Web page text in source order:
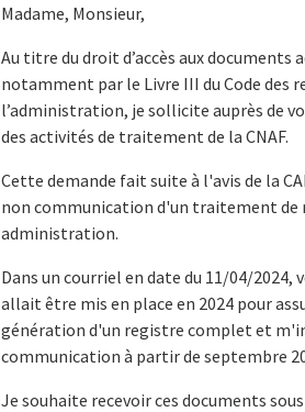
Madame, Monsieur,
Au titre du droit d’accès aux
notamment par le Livre III du Code des
l’administration, je sollicite auprès de
des activités de traitement de la CNAF.
Cette demande fait suite à l'avis de la
non communication d'un traitement
administration.
Dans un courriel en date du 11/04/
allait être mis en place en 2024 pour
génération d'un registre complet et
communication à partir de septembre
Je souhaite recevoir ces documents